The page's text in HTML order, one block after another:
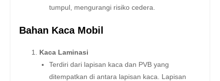
tumpul, mengurangi risiko cedera.
Bahan Kaca Mobil
Kaca Laminasi
Terdiri dari lapisan kaca dan PVB yang
ditempatkan di antara lapisan kaca. Lapisan